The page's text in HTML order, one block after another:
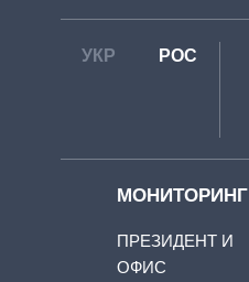
УКР РОС
МОНИТОРИНГ
ПРЕЗИДЕНТ И
ОФИС